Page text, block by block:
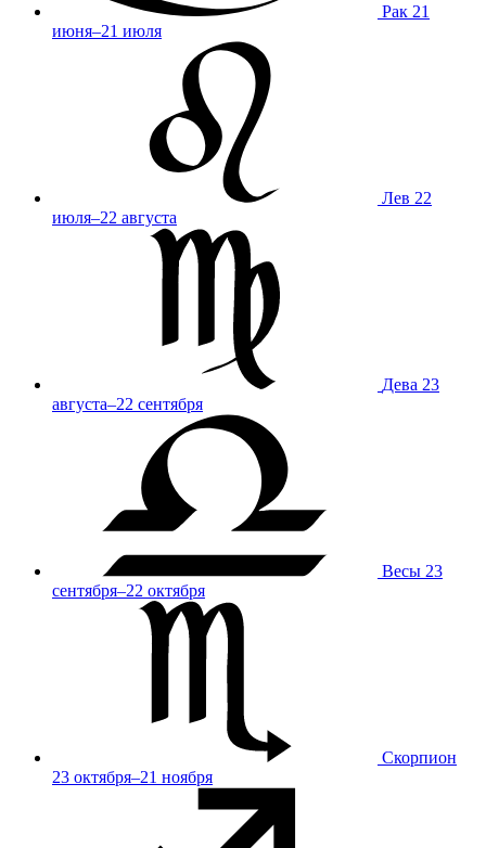
Рак 21
июня–21 июля
Лев 22
июля–22 августа
Дева 23
августа–22 сентября
Весы 23
сентября–22 октября
Скорпион
23 октября–21 ноября